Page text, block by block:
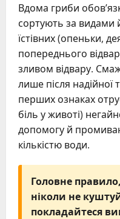
Вдома гриби
сортують за видами
їстівних (опеньки,
попереднього
зливом відвару.
лише після
перших ознаках
біль у животі)
допомогу й
кількістю води.
Головне
ніколи не
покладайтеся